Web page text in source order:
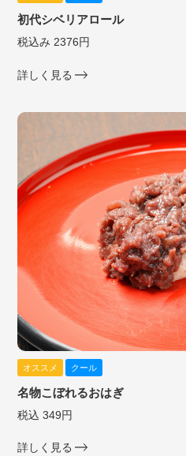
初代シベリアロール
税込み 2376円
詳しく見る
オススメ クール
名物こぼれるおはぎ
税込 349円
詳しく見る